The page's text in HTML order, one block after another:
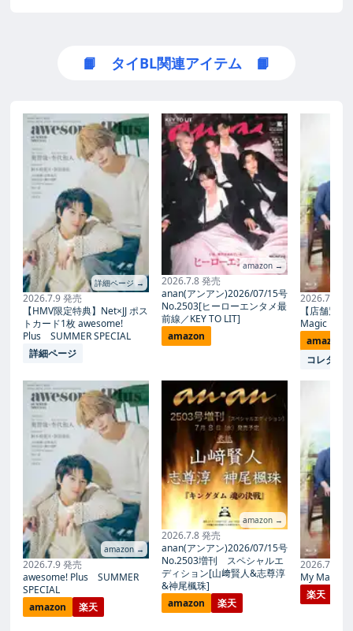
📙 タイBL関連アイテム 📙
詳細ページ →
2026.7.9 発売
【HMV限定特典】Net×JJ ポス
トカード1枚 awesome!
Plus SUMMER SPECIAL
詳細ページ
amazon →
2026.7.9 発売
awesome! Plus SUMMER
SPECIAL
amazon
楽天
amazon →
2026.7.8 発売
anan(アンアン)2026/07/15号
No.2503[ヒーローエンタメ最
前線／KEY TO LIT]
amazon
amazon →
2026.7.8 発売
anan(アンアン)2026/07/15号
No.2503増刊 スペシャルエ
ディション[山﨑賢人&志尊淳
&神尾楓珠]
amazon
楽天
2026.7.27
【店舗別
Magic
amazon
コレタメ
2026.7.27
My Magic
楽天